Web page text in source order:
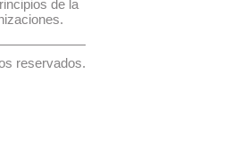
de la
reservados.